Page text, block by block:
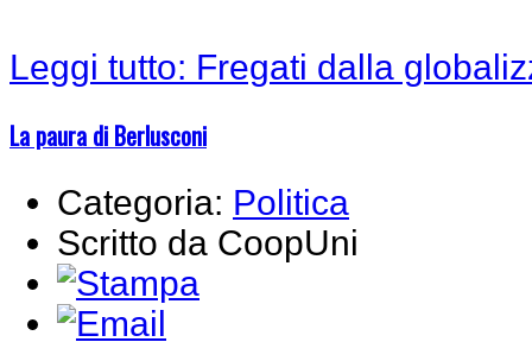
Leggi tutto: Fregati dalla
La paura di Berlusconi
Categoria: Politica
Scritto da CoopUni